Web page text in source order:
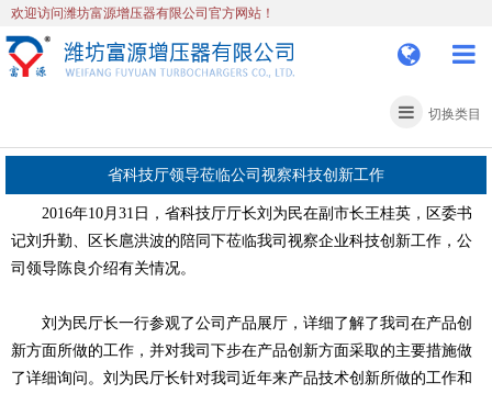
欢迎访问潍坊富源增压器有限公司官方网站！
切换类目
新闻资讯
省科技厅领导莅临公司视察科技创新工作
2016年10月31日，省科技厅厅长刘为民在副市长王桂英，区委书
记刘升勤、区长扈洪波的陪同下莅临我司视察企业科技创新工作，公
司领导陈良介绍有关情况。
刘为民厅长一行参观了公司产品展厅，详细了解了我司在产品创
新方面所做的工作，并对我司下步在产品创新方面采取的主要措施做
了详细询问。刘为民厅长针对我司近年来产品技术创新所做的工作和